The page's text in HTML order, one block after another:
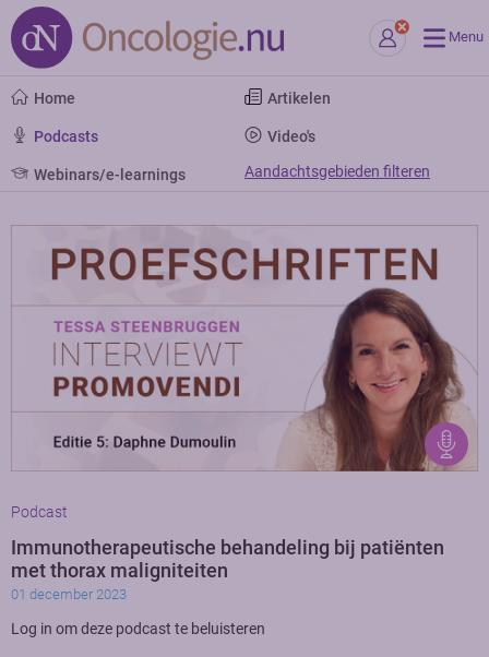
Menu
Home Artikelen
Podcasts Video's
Webinars/e-learnings Aandachtsgebieden filteren
Podcast
Immunotherapeutische behandeling bij patiënten
met thorax maligniteiten
01 december 2023
Log in om deze podcast te beluisteren